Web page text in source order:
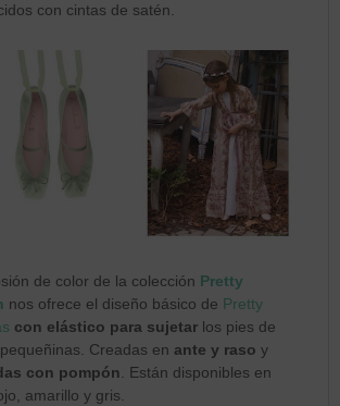
con cintas de satén.
de color de la colección Pretty
nos ofrece el diseño básico de Pretty
con elástico para sujetar los pies de
Creadas en ante y raso y
con pompón . Están disponibles en
amarillo y gris.